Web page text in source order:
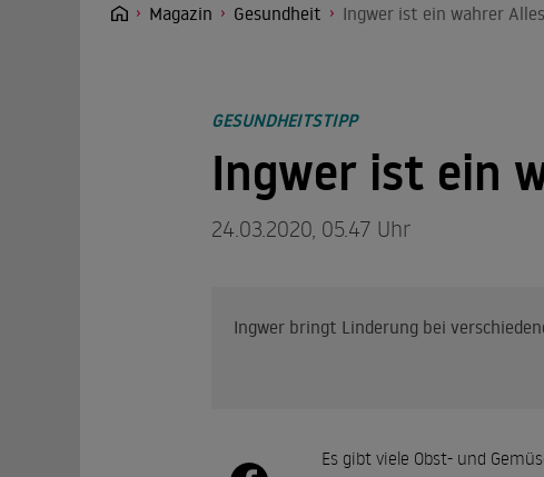
Magazin Gesundheit Ingwer ist ein wahrer
GESUNDHEITSTIPP
Ingwer ist ein
24.03.2020, 05.47 Uhr
Ingwer bringt Linderung bei
Es gibt viele Obst- und